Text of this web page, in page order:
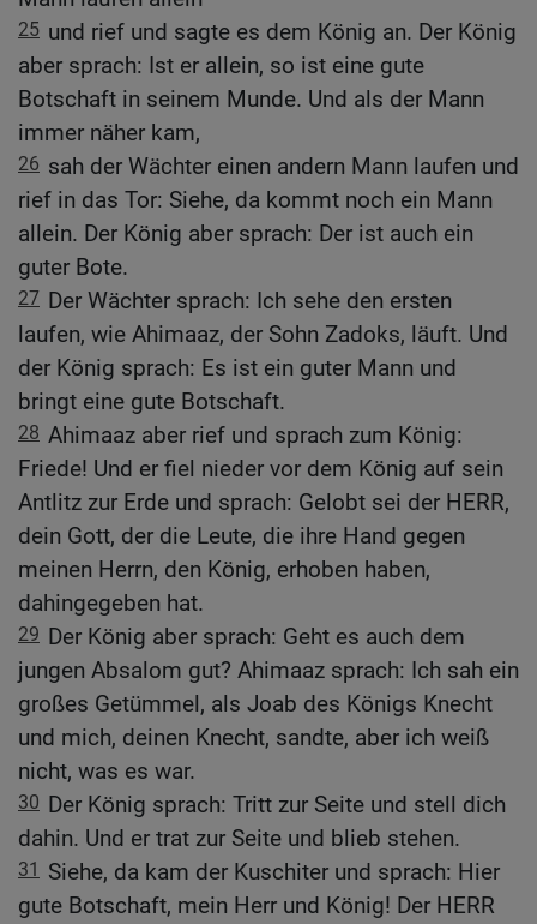
25 und rief und sagte es dem König an. Der König
aber sprach: Ist er allein, so ist eine gute
Botschaft in seinem Munde. Und als der Mann
immer näher kam,
26 sah der Wächter einen andern Mann laufen und
rief in das Tor: Siehe, da kommt noch ein Mann
allein. Der König aber sprach: Der ist auch ein
guter Bote.
27 Der Wächter sprach: Ich sehe den ersten
laufen, wie Ahimaaz, der Sohn Zadoks, läuft. Und
der König sprach: Es ist ein guter Mann und
bringt eine gute Botschaft.
28 Ahimaaz aber rief und sprach zum König:
Friede! Und er fiel nieder vor dem König auf sein
Antlitz zur Erde und sprach: Gelobt sei der HERR,
dein Gott, der die Leute, die ihre Hand gegen
meinen Herrn, den König, erhoben haben,
dahingegeben hat.
29 Der König aber sprach: Geht es auch dem
jungen Absalom gut? Ahimaaz sprach: Ich sah ein
großes Getümmel, als Joab des Königs Knecht
und mich, deinen Knecht, sandte, aber ich weiß
nicht, was es war.
30 Der König sprach: Tritt zur Seite und stell dich
dahin. Und er trat zur Seite und blieb stehen.
31
Siehe, da kam der Kuschiter und sprach: Hier
gute Botschaft, mein Herr und König! Der HERR